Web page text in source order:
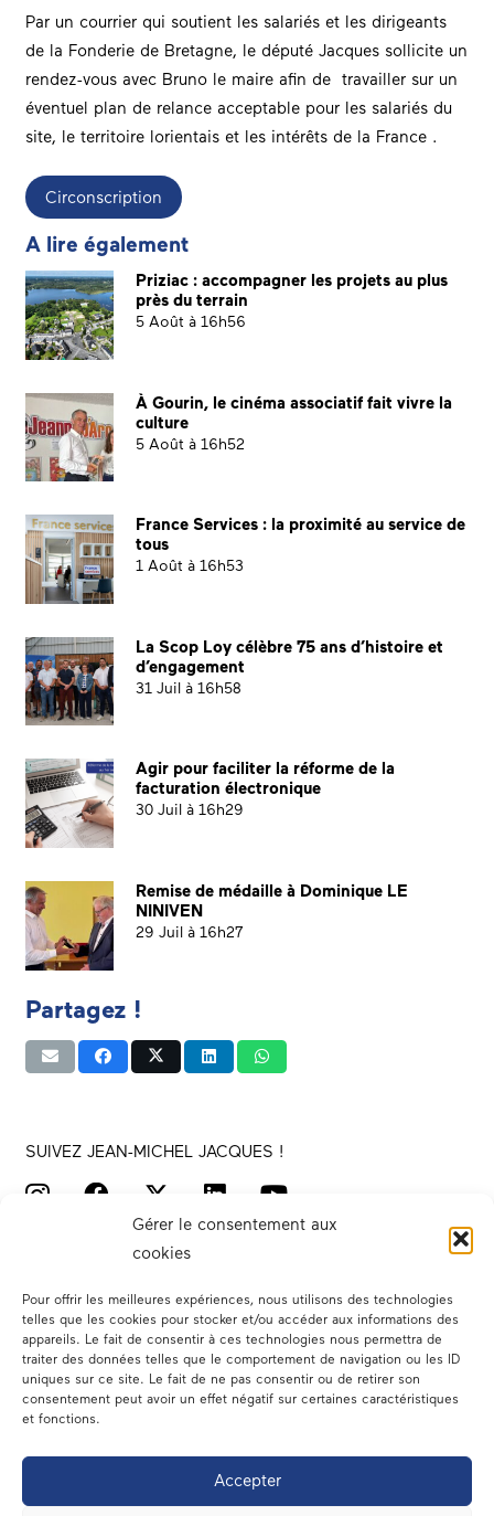
Gérer le consentement aux
cookies
Pour offrir les meilleures expériences, nous utilisons des technologies
telles que les cookies pour stocker et/ou accéder aux informations des
appareils. Le fait de consentir à ces technologies nous permettra de
traiter des données telles que le comportement de navigation ou les ID
uniques sur ce site. Le fait de ne pas consentir ou de retirer son
consentement peut avoir un effet négatif sur certaines caractéristiques
et fonctions.
Accepter
Par un courrier qui soutient les salariés et les dirigeants
de la Fonderie de Bretagne, le député Jacques sollicite un
rendez-vous avec Bruno le maire afin de travailler sur un
éventuel plan de relance acceptable pour les salariés du
site, le territoire lorientais et les intérêts de la France .
Circonscription
A lire également
Priziac : accompagner les projets au plus
près du terrain
5 Août à 16h56
À Gourin, le cinéma associatif fait vivre la
culture
5 Août à 16h52
France Services : la proximité au service de
tous
1 Août à 16h53
La Scop Loy célèbre 75 ans d’histoire et
d’engagement
31 Juil à 16h58
Agir pour faciliter la réforme de la
facturation électronique
30 Juil à 16h29
Remise de médaille à Dominique LE
NINIVEN
29 Juil à 16h27
Partagez !
SUIVEZ JEAN-MICHEL JACQUES !
Votre député
Dans les médias